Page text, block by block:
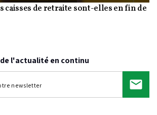
Video
caisses de retraite sont-elles en fin de
l'actualité en continu